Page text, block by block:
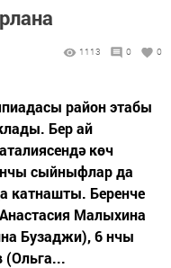
1113 0 0
район этабы
Бер ай
көч
сыйныфлар да
катнашты. Беренче
Малыхина
Бузаджи), 6 нчы
(Ольга...